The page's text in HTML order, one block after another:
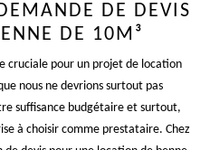
DE DEVIS
DE 10M³
cruciale pour un projet de location
nous ne devrions surtout pas
suffisance budgétaire et surtout,
à choisir comme prestataire. Chez